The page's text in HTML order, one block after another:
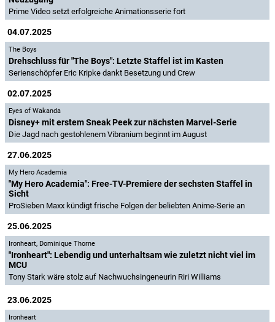
Prime Video setzt erfolgreiche Animationsserie fort
04.07.2025
The Boys
Drehschluss für "The Boys": Letzte Staffel ist im Kasten
Serienschöpfer Eric Kripke dankt Besetzung und Crew
02.07.2025
Eyes of Wakanda
Disney+ mit erstem Sneak Peek zur nächsten Marvel-Serie
Die Jagd nach gestohlenem Vibranium beginnt im August
27.06.2025
My Hero Academia
"My Hero Academia": Free-TV-Premiere der sechsten Staffel in
Sicht
ProSieben Maxx kündigt frische Folgen der beliebten Anime-Serie an
25.06.2025
Ironheart, Dominique Thorne
"Ironheart": Lebendig und unterhaltsam wie zuletzt nicht viel im
MCU
Tony Stark wäre stolz auf Nachwuchsingeneurin Riri Williams
23.06.2025
Ironheart